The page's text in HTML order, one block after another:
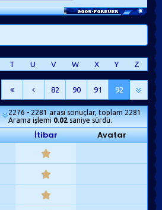
T U V W X Y Z
82 90 91 92
2276 - 2281 arası sonuçlar, toplam 2281
Arama işlemi 0.02 saniye sürdü.
İtibar Avatar